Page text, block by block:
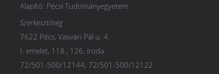
Alapító: Pécsi Tudományegyetem
Szerkesztőség
7622 Pécs, Vasvári Pál u. 4.
I. emelet, 118., 126. iroda
72/501-500/12144; 72/501-500/12122